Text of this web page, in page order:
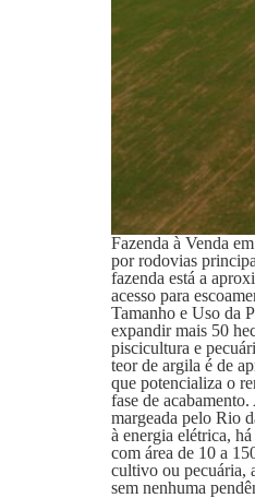
Fazenda à Venda
por rodovias
fazenda está a
acesso para
Tamanho e Uso da
expandir mais 50
piscicultura e
teor de argila é de
que potencializa o
fase de
margeada pelo Rio
à energia elétrica,
com área de 10 a
cultivo ou pecuária,
sem nenhuma